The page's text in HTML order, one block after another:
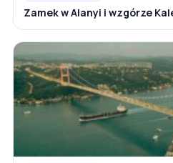
Zamek w Alanyi i wzgórze